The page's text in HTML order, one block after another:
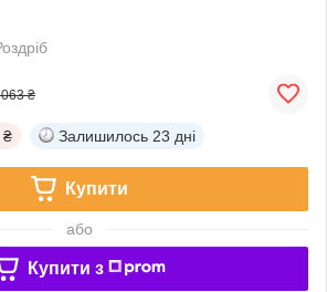
₴
₴ Залишилось 23 дні
Купити
або
Купити з